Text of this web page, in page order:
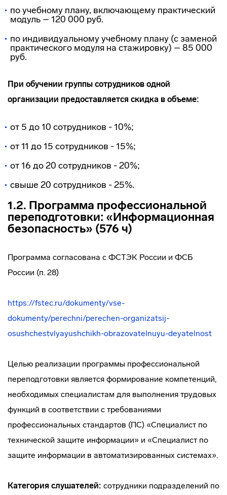
по учебному плану, включающему практический
модуль – 120 000 руб.
по индивидуальному учебному плану (с заменой
практического модуля на стажировку) – 85 000
руб.
При обучении группы сотрудников одной
организации предоставляется скидка в объеме:
от 5 до 10 сотрудников - 10%;
от 11 до 15 сотрудников - 15%;
от 16 до 20 сотрудников - 20%;
свыше 20 сотрудников - 25%.
1.2. Программа профессиональной
переподготовки: «Информационная
безопасность» (576 ч)
Программа согласована с ФСТЭК России и ФСБ
России (п. 28)
https://fstec.ru/dokumenty/vse-
dokumenty/perechni/perechen-organizatsij-
osushchestvlyayushchikh-obrazovatelnuyu-deyatelnost
Целью реализации программы профессиональной
переподготовки является формирование компетенций,
необходимых специалистам для выполнения трудовых
функций в соответствии с требованиями
профессиональных стандартов (ПС) «Специалист по
технической защите информации» и «Специалист по
защите информации в автоматизированных системах».
Категория слушателей: сотрудники подразделений по